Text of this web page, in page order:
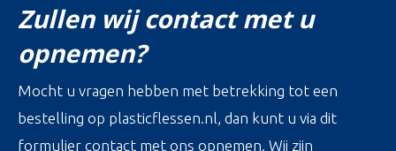
Zullen wij contact met u
opnemen?
Mocht u vragen hebben met betrekking tot een
bestelling op plasticflessen.nl, dan kunt u via dit
formulier contact met ons opnemen. Wij zijn